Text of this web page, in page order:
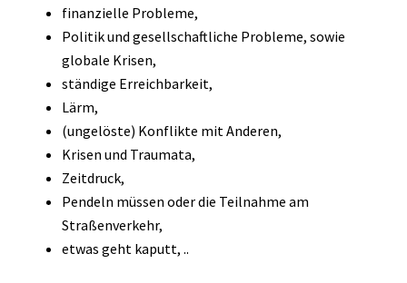
finanzielle Probleme,
Politik und gesellschaftliche Probleme, sowie
globale Krisen,
ständige Erreichbarkeit,
Lärm,
(ungelöste) Konflikte mit Anderen,
Krisen und Traumata,
Zeitdruck,
Pendeln müssen oder die Teilnahme am
Straßenverkehr,
etwas geht kaputt, ..